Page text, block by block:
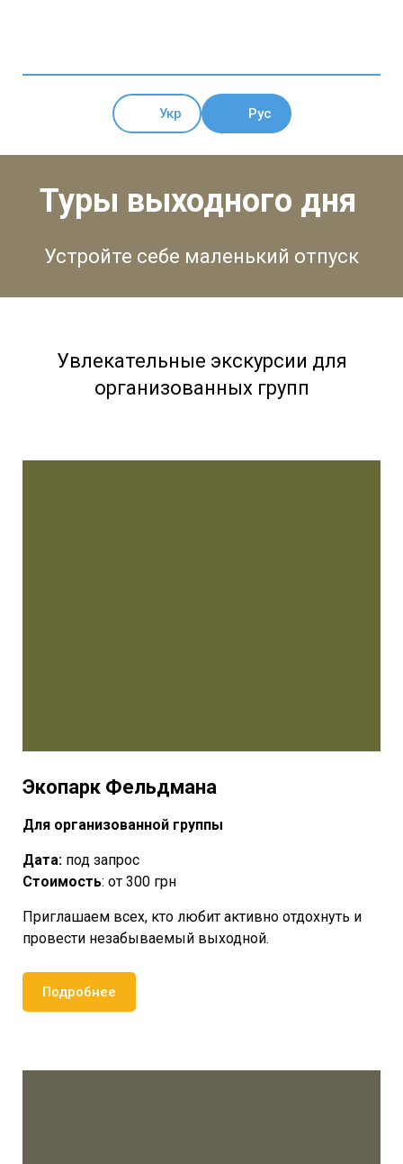
Укр Рус
Туры выходного дня
Устройте себе маленький отпуск
Увлекательные экскурсии для
организованных групп
Экопарк Фельдмана
Для организованной группы
Дата: под запрос
Стоимость: от 300 грн
Приглашаем всех, кто любит активно отдохнуть и
провести незабываемый выходной.
Подробнее